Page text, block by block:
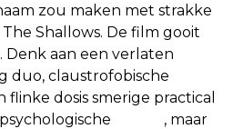
zou maken met strakke
Shallows. De film gooit
Denk aan een verlaten
duo, claustrofobische
dosis smerige practical
, maar